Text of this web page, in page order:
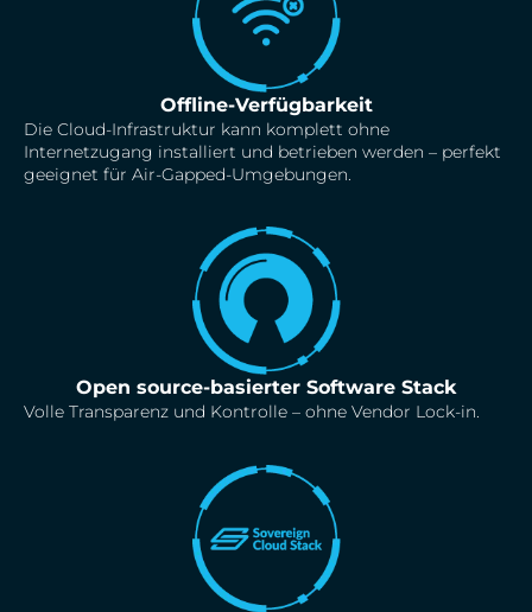
Offline-Verfügbarkeit
Die Cloud-Infrastruktur kann komplett ohne
Internetzugang installiert und betrieben werden – perfekt
geeignet für Air-Gapped-Umgebungen.
Open source-basierter Software Stack
Volle Transparenz und Kontrolle – ohne Vendor Lock-in.